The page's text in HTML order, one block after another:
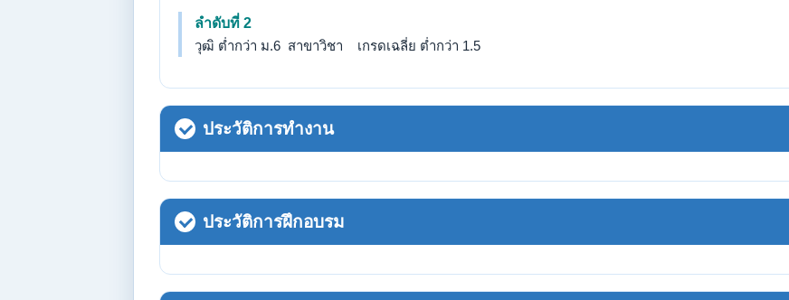
ลำดับที่ 2
วุฒิ ต่ำกว่า ม.6 สาขาวิชา เกรดเฉลี่ย ต่ำกว่า 1.5
ประวัติการทำงาน
ประวัติการฝึกอบรม